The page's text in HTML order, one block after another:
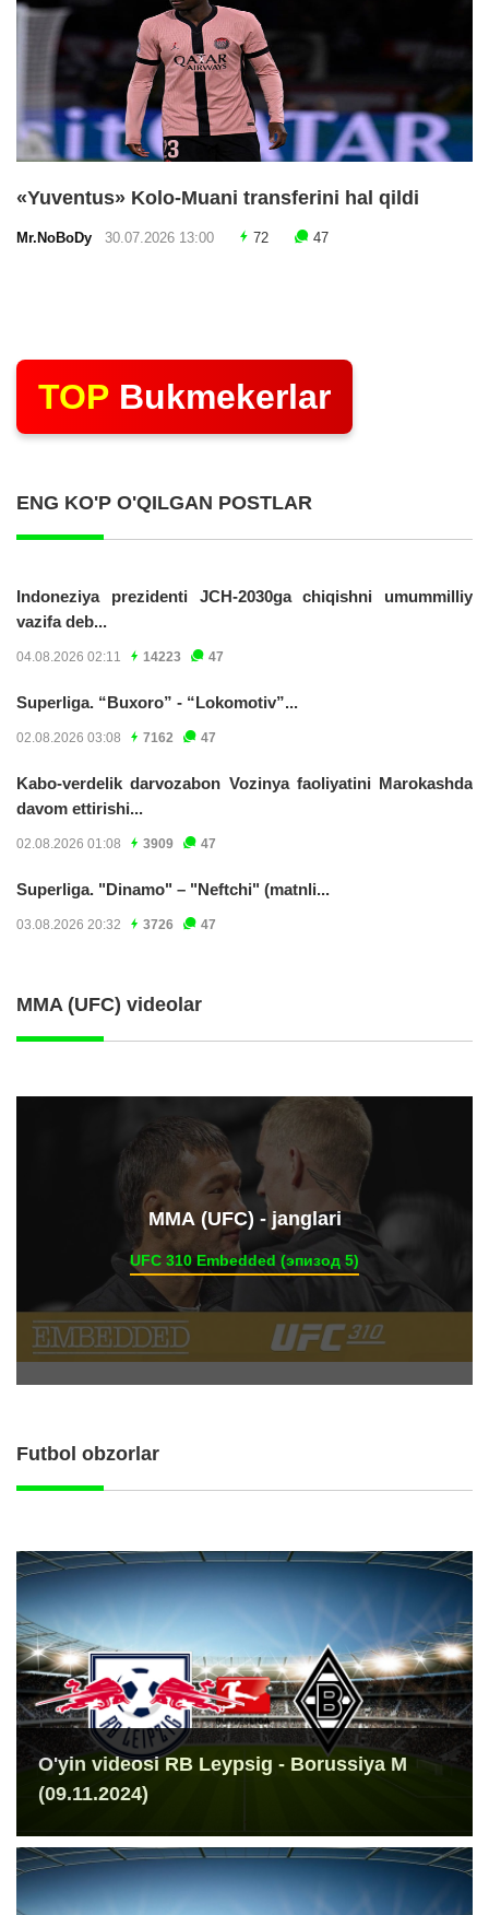
«Yuventus» Kolo-Muani transferini hal qildi
Mr.NoBoDy 30.07.2026 13:00 72 47
TOP Bukmekerlar
ENG KO'P O'QILGAN POSTLAR
Indoneziya prezidenti JCH-2030ga chiqishni umummilliy
vazifa deb...
04.08.2026 02:11 14223 47
Superliga. “Buxoro” - “Lokomotiv”...
02.08.2026 03:08 7162 47
Kabo-verdelik darvozabon Vozinya faoliyatini Marokashda
davom ettirishi...
02.08.2026 01:08 3909 47
Superliga. "Dinamo" – "Neftchi" (matnli...
03.08.2026 20:32 3726 47
MMA (UFC) videolar
ММА (UFC) - janglari
UFC 310 Embedded (эпизод 5)
Futbol obzorlar
O'yin videosi RB Leypsig - Borussiya M
(09.11.2024)